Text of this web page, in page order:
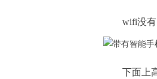
wifi没有
下面上